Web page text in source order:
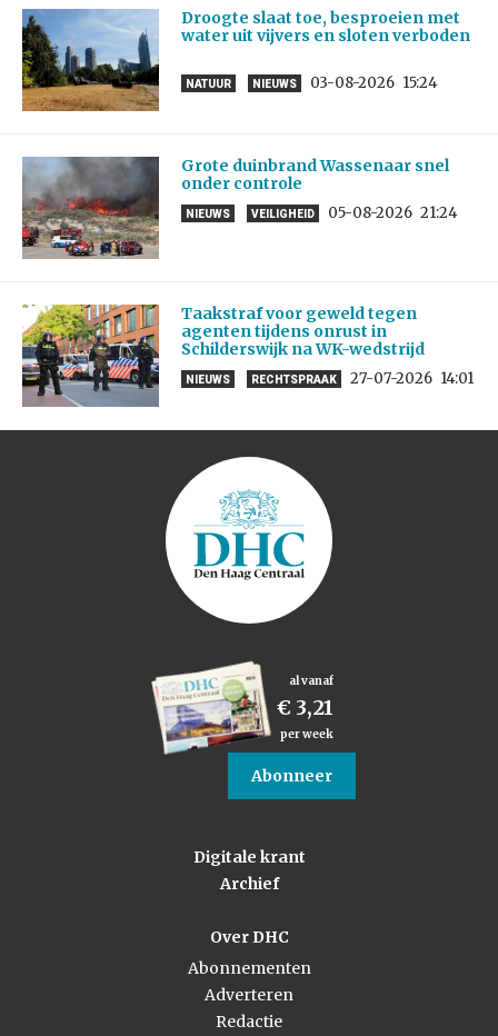
Droogte slaat toe, besproeien met
water uit vijvers en sloten verboden
NATUUR NIEUWS 03-08-2026 15:24
Grote duinbrand Wassenaar snel
onder controle
NIEUWS VEILIGHEID 05-08-2026 21:24
Taakstraf voor geweld tegen
agenten tijdens onrust in
Schilderswijk na WK-wedstrijd
NIEUWS RECHTSPRAAK 27-07-2026 14:01
al vanaf
€ 3,21
per week
Abonneer
Digitale krant
Archief
Over DHC
Abonnementen
Adverteren
Redactie